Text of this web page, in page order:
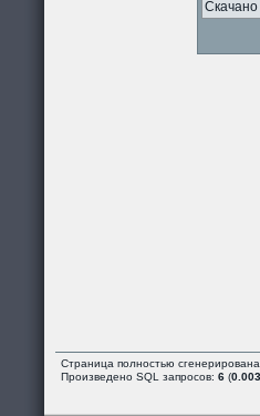
Скачано
Страница полностью
Произведено SQL запросов: 6 (0.003